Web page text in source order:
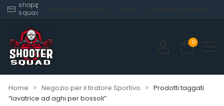
shop@shooter-
squad.com
0
Home » Negozio per il tiratore Sportivo » Prodotti taggati
“lavatrice ad aghi per bossoli”